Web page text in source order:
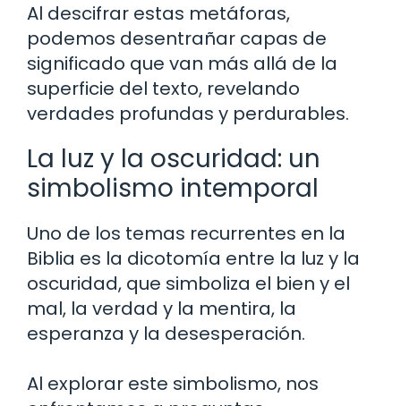
Al descifrar estas metáforas,
podemos desentrañar capas de
significado que van más allá de la
superficie del texto, revelando
verdades profundas y perdurables.
La luz y la oscuridad: un
simbolismo intemporal
Uno de los temas recurrentes en la
Biblia es la dicotomía entre la luz y la
oscuridad, que simboliza el bien y el
mal, la verdad y la mentira, la
esperanza y la desesperación.
Al explorar este simbolismo, nos